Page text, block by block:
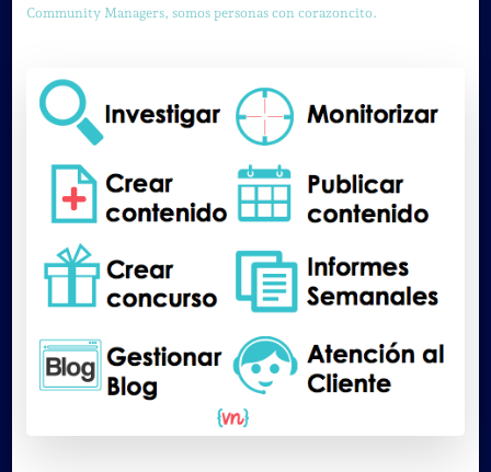
Community Managers, somos personas con corazoncito.